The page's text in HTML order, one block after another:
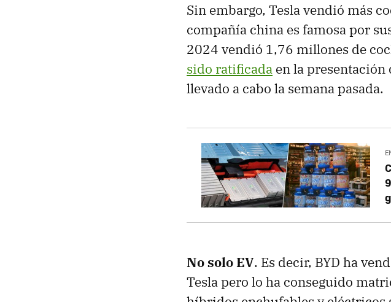
Sin embargo, Tesla vendió más
compañía china es famosa por
2024 vendió 1,76 millones de
sido ratificada en la
llevado a cabo la semana pasada.
No solo EV. Es decir, BYD ha
Tesla pero lo ha conseguido